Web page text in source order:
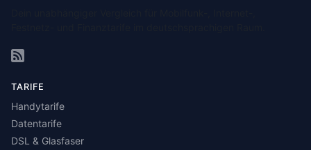
TARIFE
Handytarife
Datentarife
DSL & Glasfaser